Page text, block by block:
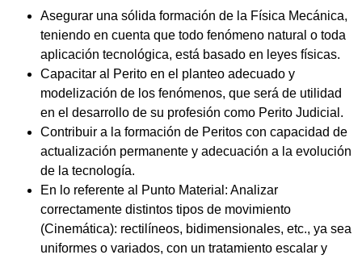
Asegurar una sólida formación de la Física Mecánica,
teniendo en cuenta que todo fenómeno natural o toda
aplicación tecnológica, está basado en leyes físicas.
Capacitar al Perito en el planteo adecuado y
modelización de los fenómenos, que será de utilidad
en el desarrollo de su profesión como Perito Judicial.
Contribuir a la formación de Peritos con capacidad de
actualización permanente y adecuación a la evolución
de la tecnología.
En lo referente al Punto Material: Analizar
correctamente distintos tipos de movimiento
(Cinemática): rectilíneos, bidimensionales, etc., ya sea
uniformes o variados, con un tratamiento escalar y